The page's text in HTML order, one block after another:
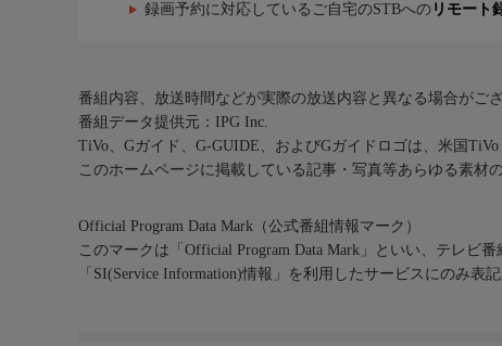
録画予約に対応しているご自宅のSTBへの リモート
番組内容、放送時間などが実際の放送内容と異なる場合がござ
番組データ提供元：IPG Inc.
TiVo、Gガイド、G-GUIDE、およびGガイドロゴは、米国
このホームページに掲載している記事・写真等あらゆる素材
Official Program Data Mark（公式番組情報マーク）
このマークは「Official Program Data Mark」といい、テレビ
「SI(Service Information)情報」を利用したサービスにのみ表